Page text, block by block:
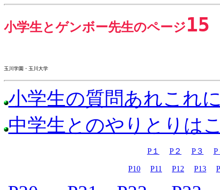
小学生とゲンボー先生のページ15
玉川学園・玉川大学
小学生の質問あれこれ
中学生とのやりとりは
P１ P２ P３ P
P10 P11 P12 P13